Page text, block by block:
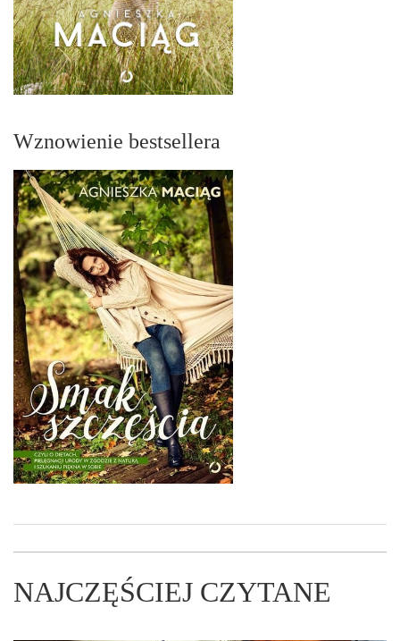
Wznowienie bestsellera
NAJCZĘŚCIEJ CZYTANE